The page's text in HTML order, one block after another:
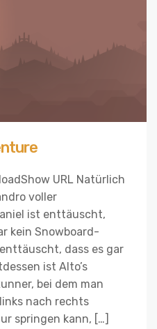
URL Natürlich
voller
ist enttäuscht,
kein Snowboard-
dass es gar
ist Alto’s
bei dem man
nach rechts
springen kann, […]